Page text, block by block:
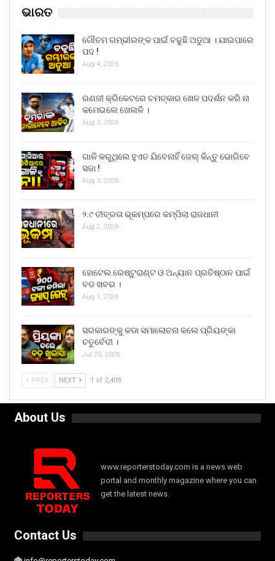
ଭାରତ
ଗୌତମ ଗମ୍ଭୀରଙ୍କ ପାଇଁ ବଢୁଛି ଅଡୁଆ । ଯାଇପାରେ
ପଦ !
Aug 4, 2026
ରଣଜୀ କ୍ରିକେଟରେ ଚମତ୍କାର ଖେଳ ପଦର୍ଶନ କରି ନା
କମେଇଲେ ଖେଳାଳି ।
Aug 3, 2026
ଗାଳି କରୁଥିଲେ ହୁଏତ ଯିବେନାହିଁ ଜେଲ୍ କିନ୍ତୁ ଭୋଗିବେ
ସଜା !
Aug 3, 2026
୨.୯ ତୀବ୍ରତା ଭୂକମ୍ପରେ କମ୍ପିଲା ରାଜଧାନୀ
Aug 2, 2026
ହୋଟେଲ ରେଷ୍ଟୁରାଣ୍ଟ ଓ ଅନ୍ୟାନ ପ୍ରତିଷ୍ଠାନ ପାଇଁ
ବଡ ଖବର ।
Aug 1, 2026
ସରକାରଙ୍କୁ କଡା ସମାଲୋଚନା କଲେ ପ୍ରିୟଙ୍କା
ଚତୁର୍ବେଦୀ ।
Jul 20, 2026
PREV NEXT 1 of 2,409
About Us
www.reporterstoday.com is a news web
portal and monthly magazine where you can
get the latest news.
Contact Us